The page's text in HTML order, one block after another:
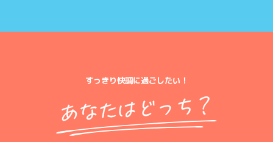
すっきり快調に過ごしたい！